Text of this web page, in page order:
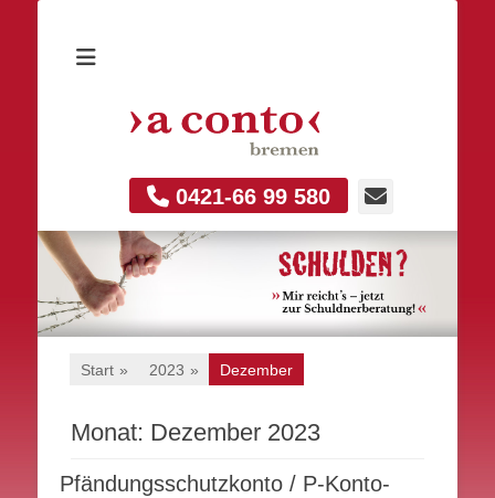
0421-66 99 580
E-
Start » 2023 » Dezember
Monat: Dezember 2023
Pfändungsschutzkonto / P-Konto-